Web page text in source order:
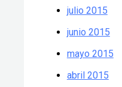
julio 2015
junio 2015
mayo 2015
abril 2015